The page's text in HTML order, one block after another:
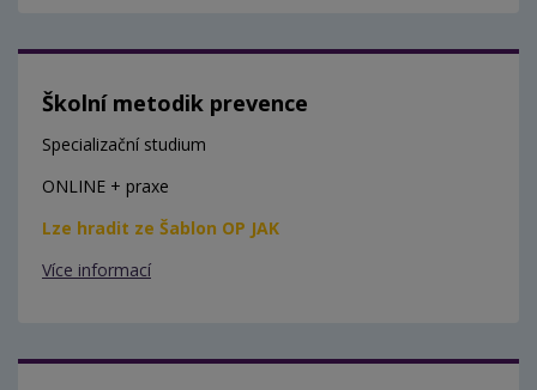
Školní metodik prevence
Specializační studium
ONLINE + praxe
Lze hradit ze Šablon OP JAK
Více informací